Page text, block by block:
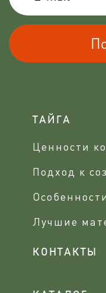
ТАЙГА
Ценности
Подход к
Лучшие
КОНТАКТЫ